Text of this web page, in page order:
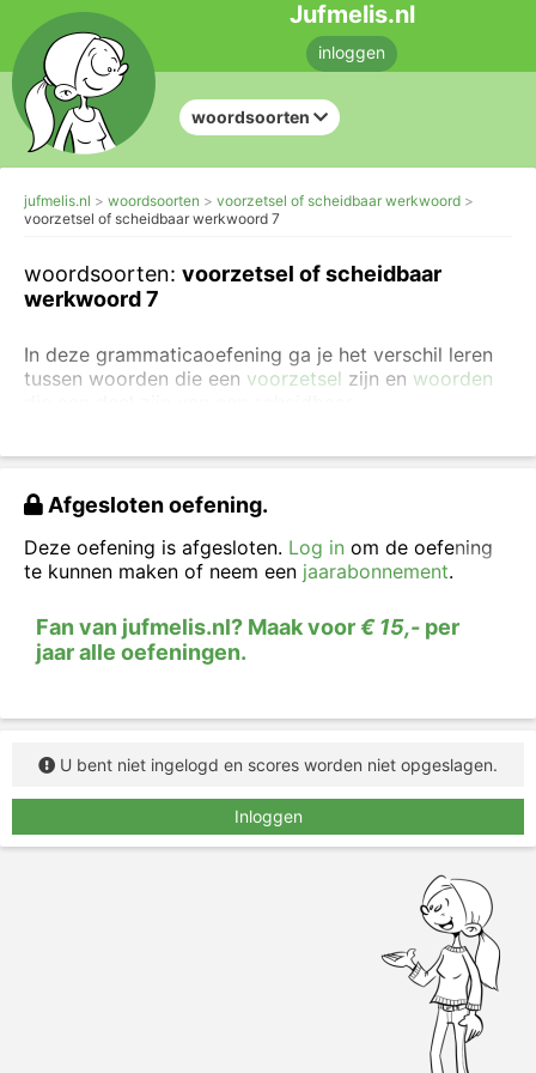
Jufmelis.nl
inloggen
woordsoorten
jufmelis.nl woordsoorten
voorzetsel of scheidbaar werkwoord
voorzetsel of scheidbaar werkwoord 7
woordsoorten: voorzetsel of scheidbaar
werkwoord 7
In deze grammaticaoefening ga je het verschil leren
tussen woorden die een voorzetsel zijn en woorden
moeilijkere oefeningen over het voorzetselbijwoord.
Klik op het gemarkeerde woord en geef aan of het
een deel is van een scheidbaar werkwoord of een
voorzetsel.
Afgesloten oefening.
Deze oefening is afgesloten. Log in om de oefening
te kunnen maken of neem een jaarabonnement.
Fan van jufmelis.nl? Maak voor€ 15,- per
jaar alle oefeningen.
U bent niet ingelogd en scores worden niet opgeslagen.
Inloggen